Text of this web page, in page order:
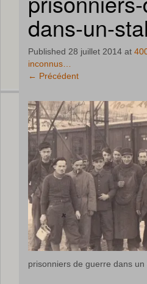
dans-un-
Published 28 juillet 2014 at
inconnus…
← Précédent
prisonniers de guerre dans un